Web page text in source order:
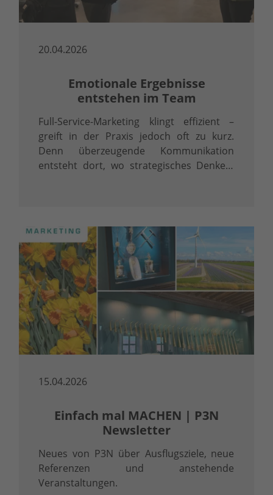
20.04.2026
Emotionale Ergebnisse
entstehen im Team
Full-Service-Marketing klingt effizient –
greift in der Praxis jedoch oft zu kurz.
Denn überzeugende Kommunikation
entsteht dort, wo strategisches Denken,
15.04.2026
Einfach mal MACHEN | P3N
Newsletter
Neues von P3N über Ausflugsziele, neue
Referenzen und anstehende
Veranstaltungen.